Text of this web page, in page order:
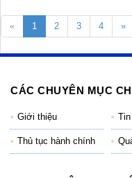
« 1 2 3 4 »
CÁC CHUYÊN MỤC
Giới thiệu
Thủ tục hành chính